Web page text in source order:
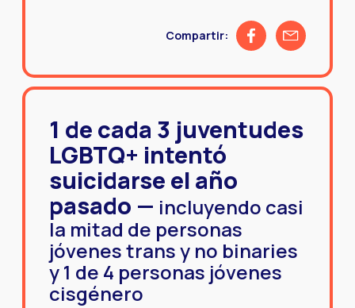
Compartir: Share on Facebook
Share by
1 de cada 3 juventudes
LGBTQ+ intentó
suicidarse el año
pasado — incluyendo casi
la mitad de personas
jóvenes trans y no binaries
y 1 de 4 personas jóvenes
cisgénero